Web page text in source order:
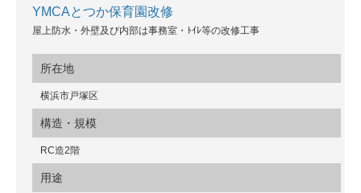
YMCAとつか保育園改修
屋上防水・外壁及び内部は事務室・ﾄｲﾚ等の改修工事
所在地
横浜市戸塚区
構造・規模
RC造2階
用途